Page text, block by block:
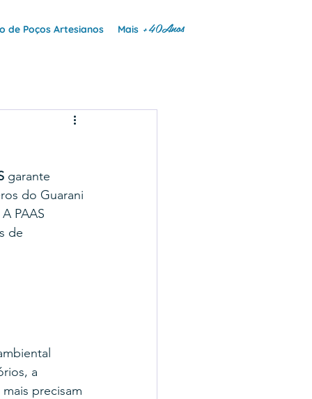
de Poços Artesianos Mais +40Anos
garante
do Guarani
PAAS
de
a
precisam